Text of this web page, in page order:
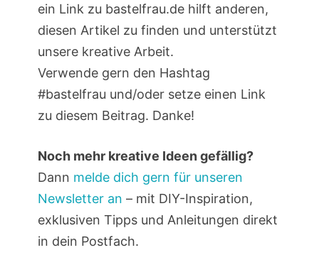
ein Link zu bastelfrau.de hilft anderen,
diesen Artikel zu finden und unterstützt
unsere kreative Arbeit.
Verwende gern den Hashtag
#bastelfrau und/oder setze einen Link
zu diesem Beitrag. Danke!
Noch mehr kreative Ideen gefällig?
Dann melde dich gern für unseren
Newsletter an – mit DIY-Inspiration,
exklusiven Tipps und Anleitungen direkt
in dein Postfach.